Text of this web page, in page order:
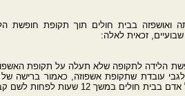
ואושפזה בבית חולים תוך תקופת חופשת
זכאית לאלה:
הלידה לתקופה שלא תעלה על תקופת
עובדת שתקופת אשפוזה, כאמור ברישה
12 שעות לפחות לשם קבלת טיפול רפואי;